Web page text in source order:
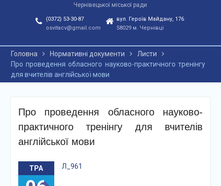
Чернівецької міської ради
(0372) 53-30-87
osvitacv@gmail.com
вул. Героїв Майдану, 176
58029 м. Чернівці
Головна Нормативні документи
Листи
Про проведення обласного науково-практичного тренінгу
для вчителів англійської мови
Про проведення обласного науково-
практичного тренінгу для вчителів
англійської мови
ТРА Л_961